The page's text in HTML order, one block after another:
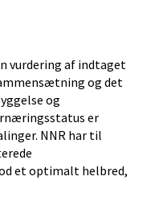
vurdering af indtaget
og det
og
er
NNR har til
et optimalt helbred,